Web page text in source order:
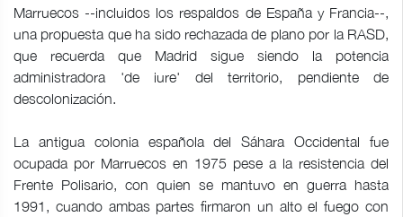
Marruecos --incluidos los respaldos de España y Francia--,
una propuesta que ha sido rechazada de plano por la RASD,
que recuerda que Madrid sigue siendo la potencia
administradora 'de iure' del territorio, pendiente de
descolonización.
La antigua colonia española del Sáhara Occidental fue
ocupada por Marruecos en 1975 pese a la resistencia del
Frente Polisario, con quien se mantuvo en guerra hasta
1991, cuando ambas partes firmaron un alto el fuego con